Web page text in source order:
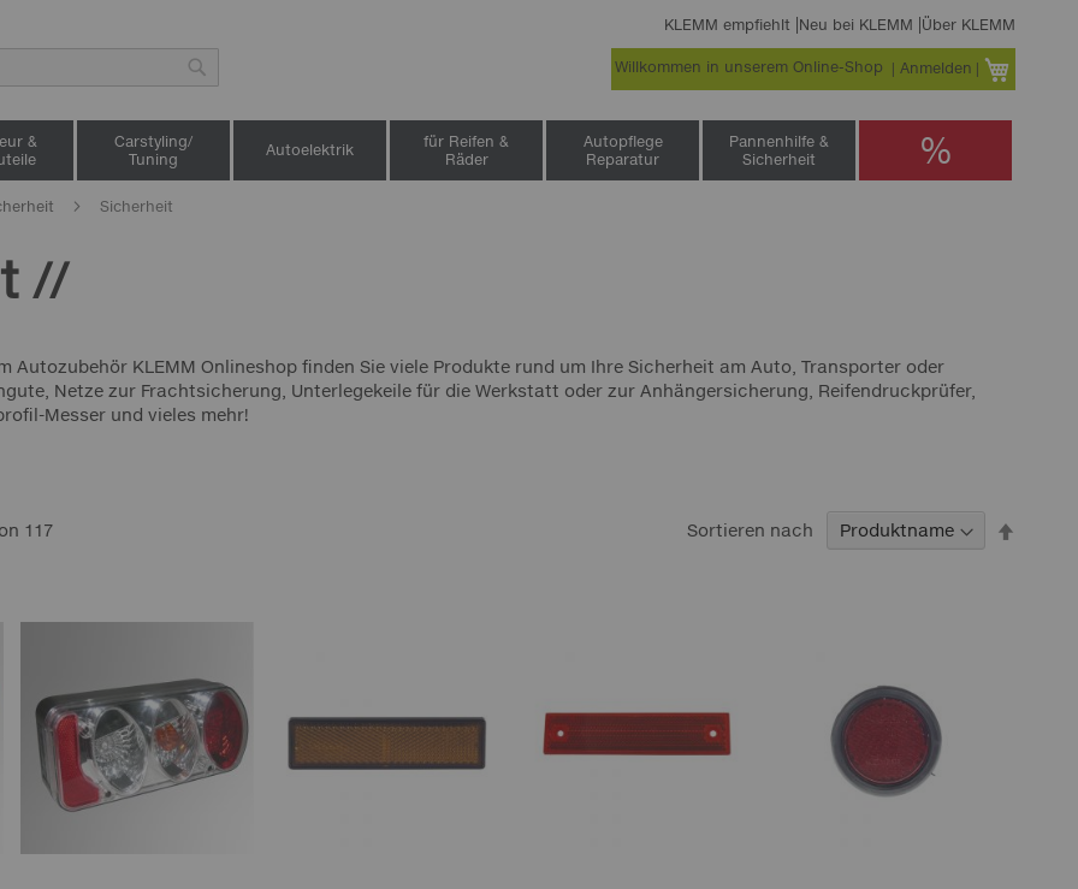
KLEMM empfiehlt Neu bei KLEMM Über KLEMM
Willkommen in unserem Online-Shop Anmelden
&
Carstyling/
Tuning
Autoelektrik
für Reifen &
Räder
Autopflege
Reparatur
Pannenhilfe &
Sicherheit
%
Sicherheit
//
Autozubehör KLEMM Onlineshop finden Sie viele Produkte rund um Ihre Sicherheit am Auto, Transporter oder
Netze zur Frachtsicherung, Unterlegekeile für die Werkstatt oder zur Anhängersicherung, Reifendruckprüfer,
Messer und vieles mehr!
117 Sortieren nach